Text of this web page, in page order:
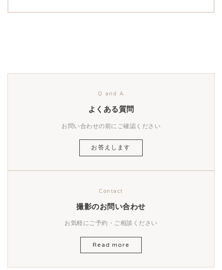
Q and A
よくある質問
お問い合わせの前にご確認ください
お答えします
Contact
撮影のお問い合わせ
お気軽にご予約・ご相談ください
Read more